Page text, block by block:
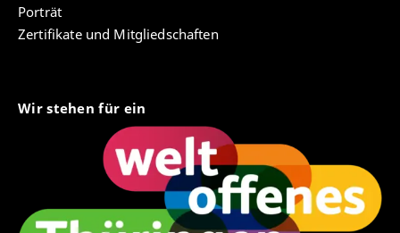
Porträt
Zertifikate und Mitgliedschaften
Wir stehen für ein